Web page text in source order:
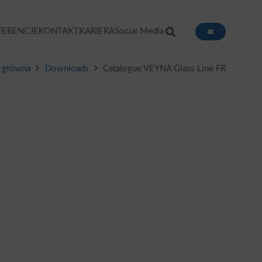
KONTAKT KARIERASocial Media
Downloads Catalogue VEYNA Glass Line FR